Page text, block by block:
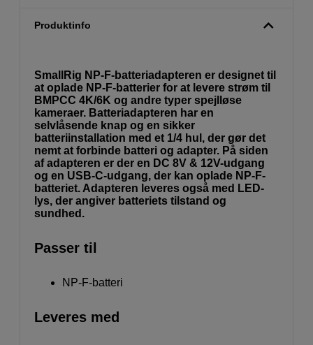
Produktinfo
SmallRig NP-F-batteriadapteren er designet til
at oplade NP-F-batterier for at levere strøm til
BMPCC 4K/6K og andre typer spejlløse
kameraer. Batteriadapteren har en
selvlåsende knap og en sikker
batteriinstallation med et 1/4 hul, der gør det
nemt at forbinde batteri og adapter. På siden
af adapteren er der en DC 8V & 12V-udgang
og en USB-C-udgang, der kan oplade NP-F-
batteriet. Adapteren leveres også med LED-
lys, der angiver batteriets tilstand og
sundhed.
Passer til
NP-F-batteri
Leveres med